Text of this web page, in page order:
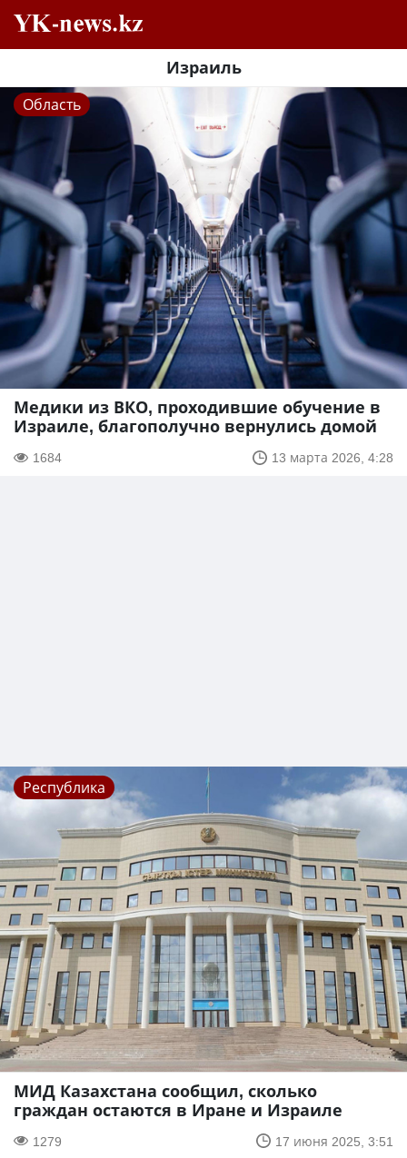
Израиль
Область
Медики из ВКО, проходившие обучение в
Израиле, благополучно вернулись домой
1684 13 марта 2026, 4:28
Республика
МИД Казахстана сообщил, сколько
граждан остаются в Иране и Израиле
1279 17 июня 2025, 3:51